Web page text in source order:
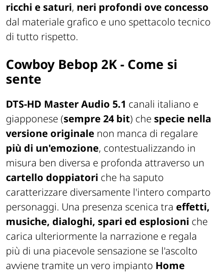
ricchi e saturi, neri profondi ove concesso
dal materiale grafico e uno spettacolo tecnico
di tutto rispetto.
Cowboy Bebop 2K - Come si
sente
DTS-HD Master Audio 5.1 canali italiano e
giapponese (sempre 24 bit) che specie nella
versione originale non manca di regalare
più di un'emozione, contestualizzando in
misura ben diversa e profonda attraverso un
cartello doppiatori che ha saputo
caratterizzare diversamente l'intero comparto
personaggi. Una presenza scenica tra effetti,
musiche, dialoghi, spari ed esplosioni che
carica ulteriormente la narrazione e regala
più di una piacevole sensazione se l'ascolto
avviene tramite un vero impianto Home